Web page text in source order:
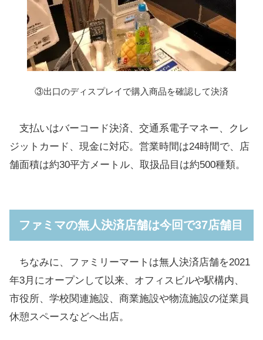
③出口のディスプレイで購入商品を確認して決済
支払いはバーコード決済、交通系電子マネー、クレ
ジットカード、現金に対応。営業時間は24時間で、店
舗面積は約30平方メートル、取扱品目は約500種類。
ファミマの無人決済店舗は今回で37店舗目
ちなみに、ファミリーマートは無人決済店舗を2021
年3月にオープンして以来、オフィスビルや駅構内、
市役所、学校関連施設、商業施設や物流施設の従業員
休憩スペースなどへ出店。